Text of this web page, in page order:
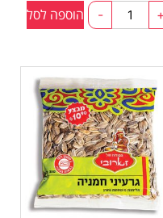
-
+ הוספה לסל